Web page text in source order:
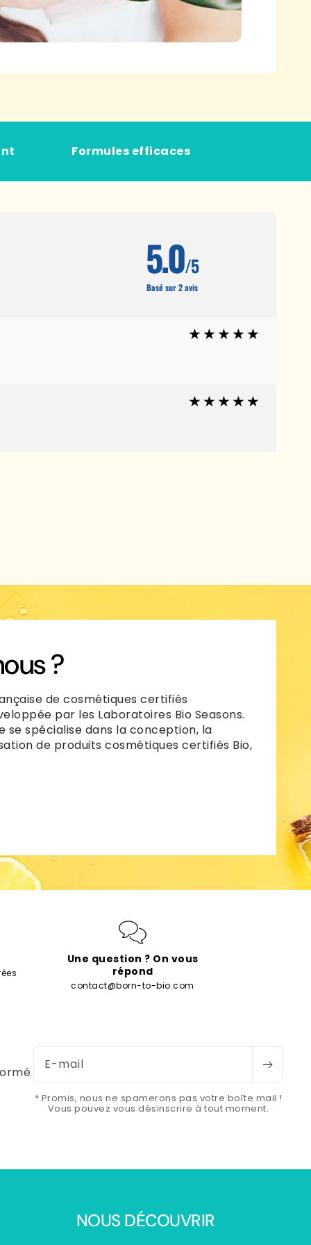
Formules efficaces
5.0/5
Basé sur 2 avis
?
de cosmétiques certifiés
par les Laboratoires Bio Seasons.
se spécialise dans la conception, la
de produits cosmétiques certifiés Bio,
Une question ? On vous
répond
contact@born-to-bio.com
E-mail
* Promis, nous ne spamerons pas votre boîte mail !
Vous pouvez vous désinscrire à tout moment.
NOUS DÉCOUVRIR